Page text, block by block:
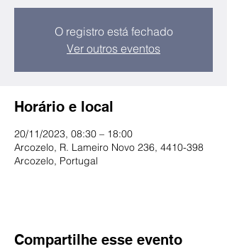
O registro está fechado
Ver outros eventos
Horário e local
20/11/2023, 08:30 – 18:00
Arcozelo, R. Lameiro Novo 236, 4410-398
Arcozelo, Portugal
Compartilhe esse evento